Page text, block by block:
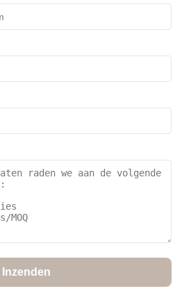
Inzenden